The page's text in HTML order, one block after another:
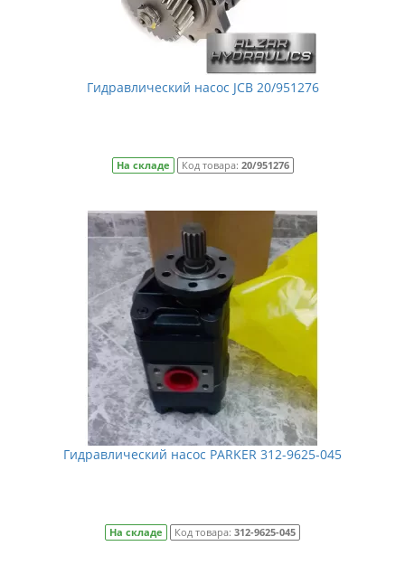
Гидравлический насос JCB 20/951276
На складе Код товара: 20/951276
Гидравлический насос PARKER 312-9625-045
На складе Код товара: 312-9625-045